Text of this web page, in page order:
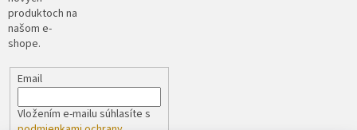
produktoch na
našom e-
shope.
Email
Vložením e-mailu súhlasíte s